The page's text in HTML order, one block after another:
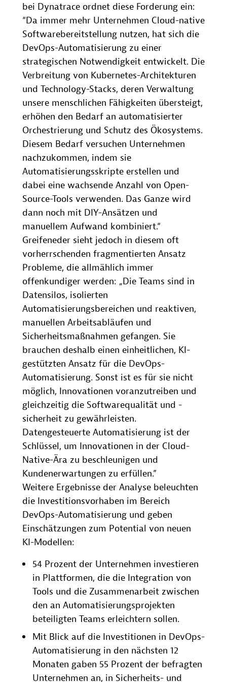
bei Dynatrace ordnet diese Forderung ein:
“Da immer mehr Unternehmen Cloud-native
Softwarebereitstellung nutzen, hat sich die
DevOps-Automatisierung zu einer
strategischen Notwendigkeit entwickelt. Die
Verbreitung von Kubernetes-Architekturen
und Technology-Stacks, deren Verwaltung
unsere menschlichen Fähigkeiten übersteigt,
erhöhen den Bedarf an automatisierter
Orchestrierung und Schutz des Ökosystems.
Diesem Bedarf versuchen Unternehmen
nachzukommen, indem sie
Automatisierungsskripte erstellen und
dabei eine wachsende Anzahl von Open-
Source-Tools verwenden. Das Ganze wird
dann noch mit DIY-Ansätzen und
manuellem Aufwand kombiniert.“
Greifeneder sieht jedoch in diesem oft
vorherrschenden fragmentierten Ansatz
Probleme, die allmählich immer
offenkundiger werden: „Die Teams sind in
Datensilos, isolierten
Automatisierungsbereichen und reaktiven,
manuellen Arbeitsabläufen und
Sicherheitsmaßnahmen gefangen. Sie
brauchen deshalb einen einheitlichen, KI-
gestützten Ansatz für die DevOps-
Automatisierung. Sonst ist es für sie nicht
möglich, Innovationen voranzutreiben und
gleichzeitig die Softwarequalität und -
sicherheit zu gewährleisten.
Datengesteuerte Automatisierung ist der
Schlüssel, um Innovationen in der Cloud-
Native-Ära zu beschleunigen und
Kundenerwartungen zu erfüllen.”
Weitere Ergebnisse der Analyse beleuchten
die Investitionsvorhaben im Bereich
DevOps-Automatisierung und geben
Einschätzungen zum Potential von neuen
KI-Modellen:
54 Prozent der Unternehmen investieren
in Plattformen, die die Integration von
Tools und die Zusammenarbeit zwischen
den an Automatisierungsprojekten
beteiligten Teams erleichtern sollen.
Mit Blick auf die Investitionen in DevOps-
Automatisierung in den nächsten 12
Monaten gaben 55 Prozent der befragten
Unternehmen an, in Sicherheits- und